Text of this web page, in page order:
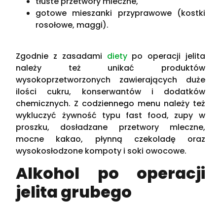
gotowe mieszanki przyprawowe (kostki
rosołowe, maggi).
Zgodnie z zasadami dietypo operacji jelita
należy też unikać produktów
wysokoprzetworzonych zawierających duże
ilości cukru, konserwantów i dodatków
chemicznych. Z codziennego menu należy też
wykluczyć żywność typu fast food, zupy w
proszku, dosładzane przetwory mleczne,
mocne kakao, płynną czekoladę oraz
wysokosłodzone kompoty i soki owocowe.
Alkohol po operacji
jelita grubego